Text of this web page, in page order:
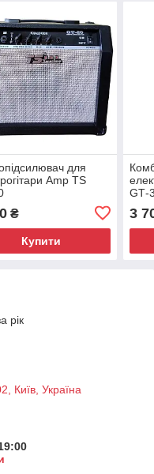
для
Amp TS
₴
Купити
GТ-
3
рік
Київ, Україна